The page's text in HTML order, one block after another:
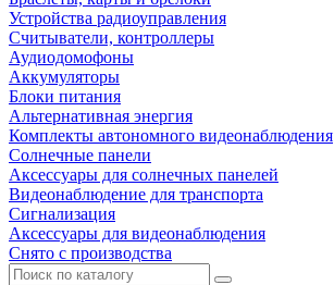
Устройства радиоуправления
Считыватели, контроллеры
Аудиодомофоны
Аккумуляторы
Блоки питания
Альтернативная энергия
Комплекты автономного видеонаблюдения
Солнечные панели
Аксессуары для солнечных панелей
Видеонаблюдение для транспорта
Сигнализация
Аксессуары для видеонаблюдения
Снято с производства